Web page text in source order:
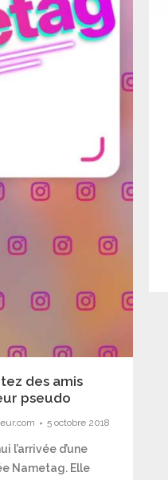
des amis
pseudo
5 octobre 2018
l’arrivée d’une
Nametag. Elle